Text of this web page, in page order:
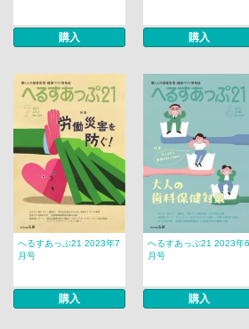
購入 購入
へるすあっぷ21 2023年7
月号
購入
へるすあっぷ21 2023年6
月号
購入